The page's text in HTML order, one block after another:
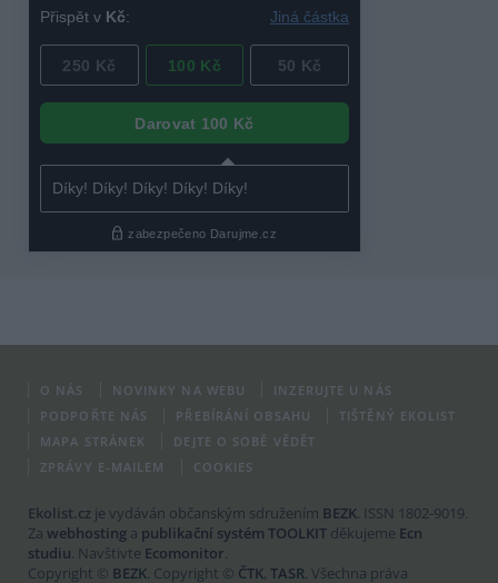
O NÁS NOVINKY NA WEBU
INZERUJTE U NÁS
PODPOŘTE NÁS
PŘEBÍRÁNÍ OBSAHU
TIŠTĚNÝ EKOLIST
MAPA STRÁNEK
DEJTE O SOBĚ VĚDĚT
ZPRÁVY E-MAILEM
COOKIES
Ekolist.cz je vydáván občanským sdružením BEZK. ISSN 1802-9019.
Za webhosting a publikační systém TOOLKIT děkujeme Ecn
studiu. Navštivte Ecomonitor.
Copyright © BEZK. Copyright © ČTK, TASR. Všechna práva